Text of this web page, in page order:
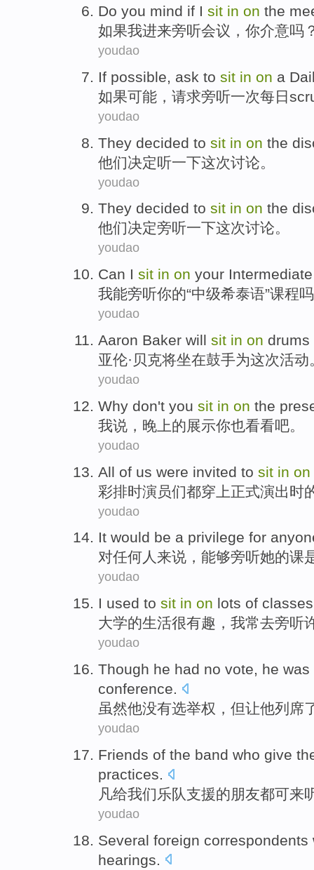
Do you mind if I sit in on the
如果我进来旁听会议 ， 你介意吗
youdao
If possible, ask to sit in on a
如果可能 ， 请求旁听一次每日
youdao
They decided to sit in on the
他们决定听一下这次讨论。
youdao
They decided to sit in on the
他们决定旁听一下这次讨论。
youdao
Can I sit in on your Intermediate
我能旁听你的“中级希泰语”课程
youdao
Aaron Baker will sit in on drums
亚伦· 贝克将坐在鼓手为这次活动
youdao
Why don't you sit in on the
我说， 晚上的展示你也看看吧。
youdao
All of us were invited to sit in on
彩排时演员们都穿上正式演出时
youdao
It would be a privilege for
对任何人来说 ， 能够旁听她的课
youdao
I used to sit in on lots of classes
大学的生活很有趣 ， 我常去旁听
youdao
Though he had no vote, he
conference.
虽然他没有选举权 ，但让他列席
youdao
Friends of the band who give
practices.
凡给我们乐队支援的朋友都可来
youdao
Several foreign correspondents
hearings